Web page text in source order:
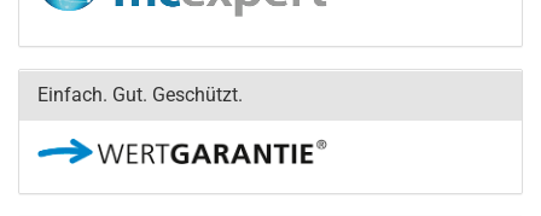
Einfach. Gut. Geschützt.